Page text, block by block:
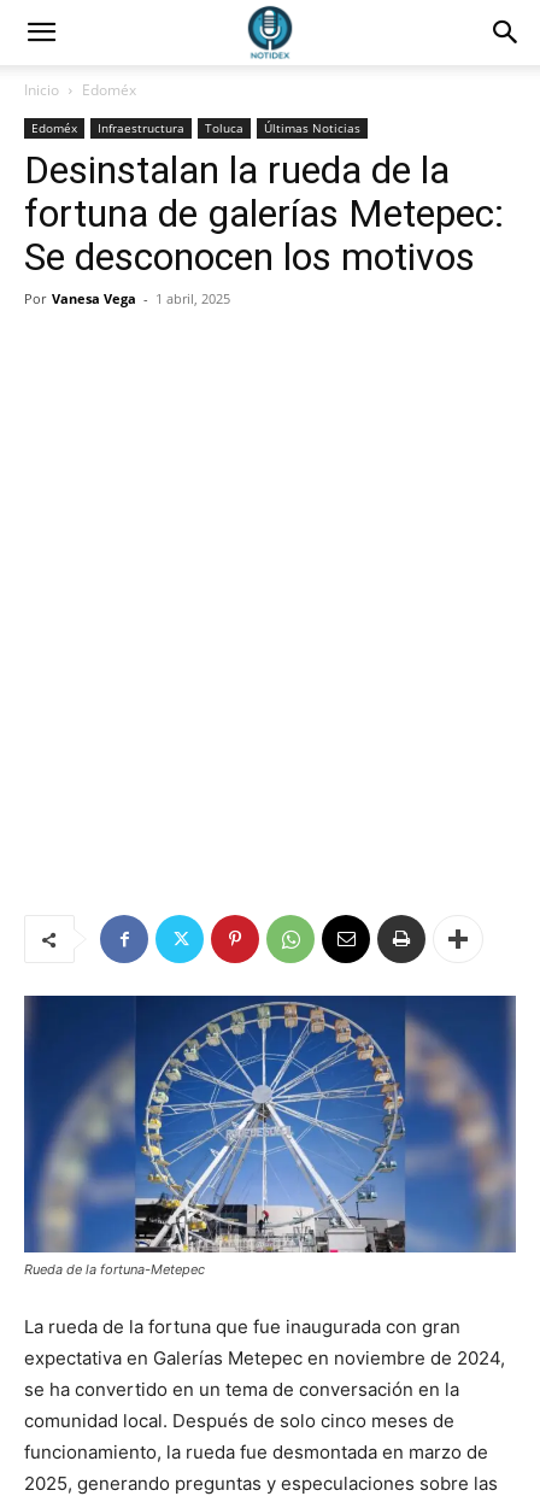
Inicio Edoméx
Edoméx Infraestructura Toluca Últimas Noticias
Desinstalan la rueda de la
fortuna de galerías Metepec:
Se desconocen los motivos
Por Vanesa Vega - 1 abril, 2025
Rueda de la fortuna-Metepec
La rueda de la fortuna que fue inaugurada con gran
expectativa en Galerías Metepec en noviembre de 2024,
se ha convertido en un tema de conversación en la
comunidad local. Después de solo cinco meses de
funcionamiento, la rueda fue desmontada en marzo de
2025, generando preguntas y especulaciones sobre las